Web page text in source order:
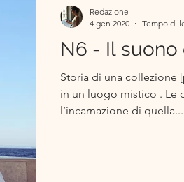
N6 - Il
Storia di una collezione
in un luogo mistico . Le
l’incarnazione di quella...
Redazione
4 gen 2020
Tempo di